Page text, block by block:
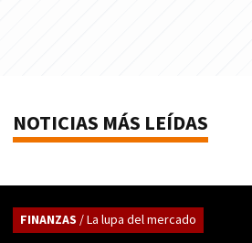
NOTICIAS MÁS LEÍDAS
FINANZAS / La lupa del mercado